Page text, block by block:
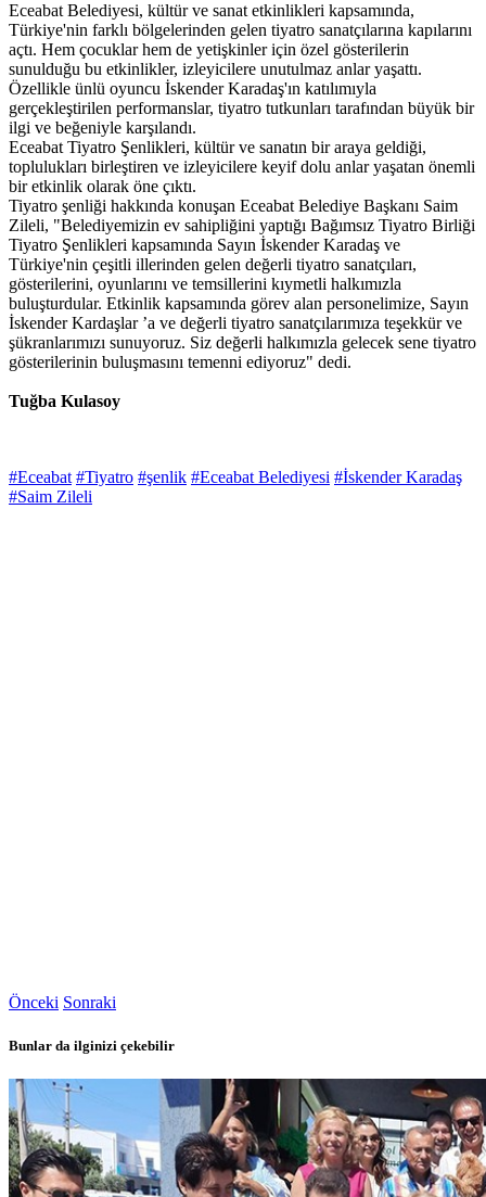
Eceabat Belediyesi, kültür ve sanat etkinlikleri kapsamında,
Türkiye'nin farklı bölgelerinden gelen tiyatro sanatçılarına kapılarını
açtı. Hem çocuklar hem de yetişkinler için özel gösterilerin
sunulduğu bu etkinlikler, izleyicilere unutulmaz anlar yaşattı.
Özellikle ünlü oyuncu İskender Karadaş'ın katılımıyla
gerçekleştirilen performanslar, tiyatro tutkunları tarafından büyük bir
ilgi ve beğeniyle karşılandı.
Eceabat Tiyatro Şenlikleri, kültür ve sanatın bir araya geldiği,
toplulukları birleştiren ve izleyicilere keyif dolu anlar yaşatan önemli
bir etkinlik olarak öne çıktı.
Tiyatro şenliği hakkında konuşan Eceabat Belediye Başkanı Saim
Zileli, "Belediyemizin ev sahipliğini yaptığı Bağımsız Tiyatro Birliği
Tiyatro Şenlikleri kapsamında Sayın İskender Karadaş ve
Türkiye'nin çeşitli illerinden gelen değerli tiyatro sanatçıları,
gösterilerini, oyunlarını ve temsillerini kıymetli halkımızla
buluşturdular. Etkinlik kapsamında görev alan personelimize, Sayın
İskender Kardaşlar ’a ve değerli tiyatro sanatçılarımıza teşekkür ve
şükranlarımızı sunuyoruz. Siz değerli halkımızla gelecek sene tiyatro
gösterilerinin buluşmasını temenni ediyoruz" dedi.
Tuğba Kulasoy
#Eceabat #Tiyatro #şenlik #Eceabat Belediyesi #İskender Karadaş
#Saim Zileli
Önceki Sonraki
Bunlar da ilginizi çekebilir